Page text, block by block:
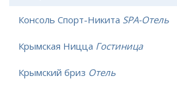
Консоль Спорт-Никита SPA-Отель
Крымская Ницца Гостиница
Крымский бриз Отель